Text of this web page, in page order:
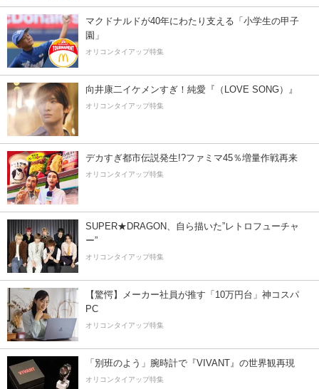
マクドナルドが40年にわたり支える「小学生の甲子
園」
オリコンタイアップ特集
向井康二イケメンすぎ！純愛『（LOVE SONG）』
オリコンタイアップ特集
デカすぎ都市伝説発生!?ファミマ45％増量作戦再来
オリコンタイアップ特集
SUPER★DRAGON、自ら描いた”レトロフューチャ
ー”
オリコンタイアップ特集
【驚愕】メーカー社員が推す「10万円台」神コスパ
PC
オリコンタイアップ特集
「別班のよう」腕時計で『VIVANT』の世界観再現
オリコンタイアップ特集